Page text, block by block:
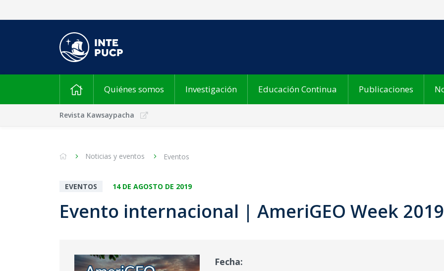
Quiénes somos Investigación Educación Continua Publicaciones
Revista Kawsaypacha
Noticias y eventos Eventos
EVENTOS 14 DE AGOSTO DE 2019
Evento internacional | AmeriGEO Week 2019
Fecha: